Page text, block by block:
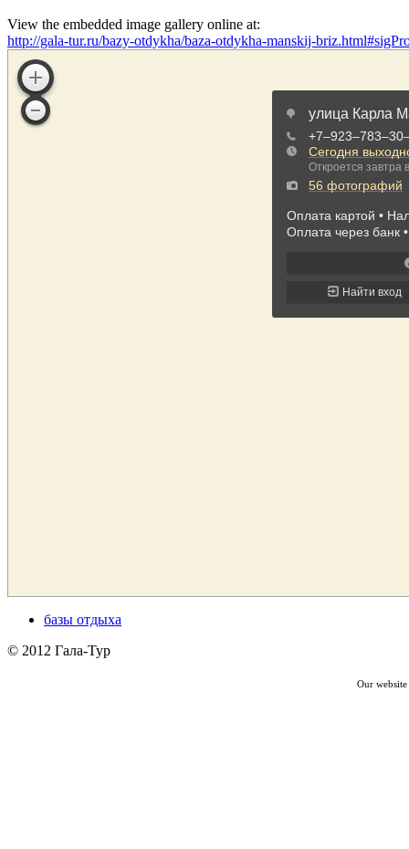
View the embedded image gallery online at:
http://gala-tur.ru/bazy-otdykha/baza-otdykha-manskij-
базы отдыха
© 2012 Гала-Тур
Our